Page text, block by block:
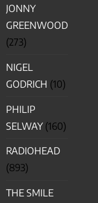
JONNY
GREENWOOD
(273)
NIGEL
GODRICH (10)
PHILIP
SELWAY(160)
RADIOHEAD
(893)
THE SMILE